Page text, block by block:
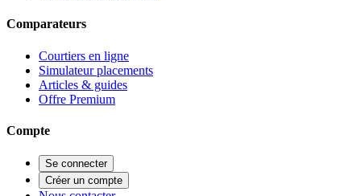
Comparateurs
Courtiers en ligne
Simulateur placements
Articles & guides
Offre Premium
Compte
Se connecter
Créer un compte